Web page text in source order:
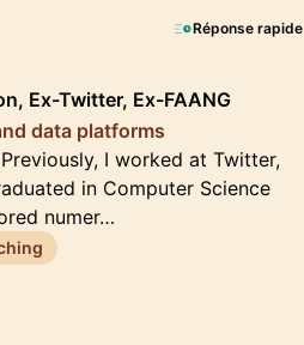
Réponse rapide
Ex-Twitter, Ex-FAANG
data platforms
I worked at Twitter,
in Computer Science
numer…